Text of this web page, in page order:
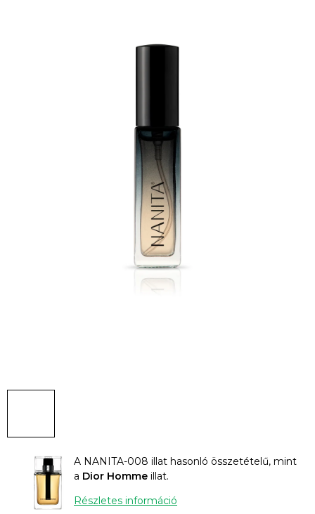
A NANITA-008 illat hasonló összetételű, mint
a Dior Homme illat.
Részletes információ